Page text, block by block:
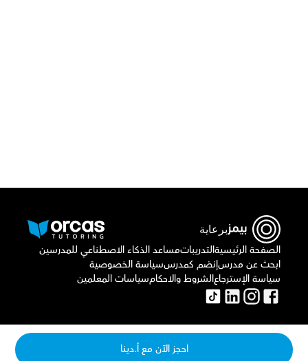
أو اتصل بنا علي
برعاية
الصفحة الرئيسيةالتدريباتمساعد الذكاء الاصطناعي للمدرسين
ابحث عن مدرسإنضم كمدرسسياسة الخصوصية
سياسة الإسترجاعالشروط والاحكامسياسات المعلمين
احجز الآن مع أ.دينا